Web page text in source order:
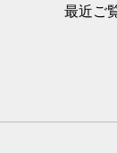
最近ご